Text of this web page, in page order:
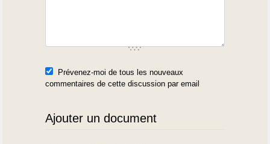
Prévenez-moi de tous les nouveaux
commentaires de cette discussion par email
Ajouter un document